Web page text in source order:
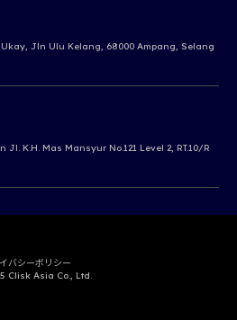
Jln Ulu Kelang, 68000 Ampang, Selang
Jl. K.H. Mas Mansyur No.121 Level 2, RT.10/R
バシーボリシー
Clisk Asia Co., Ltd.